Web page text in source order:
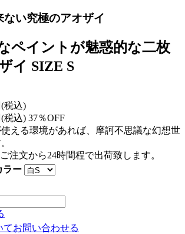
い究極のアオザイ
ペイントが魅惑的な二枚
イ SIZE S
税込)
税込) 37％OFF
える環境があれば、摩訶不思議な幻想世
注文から24時間程で出荷致します。
ラー
てお問い合わせる